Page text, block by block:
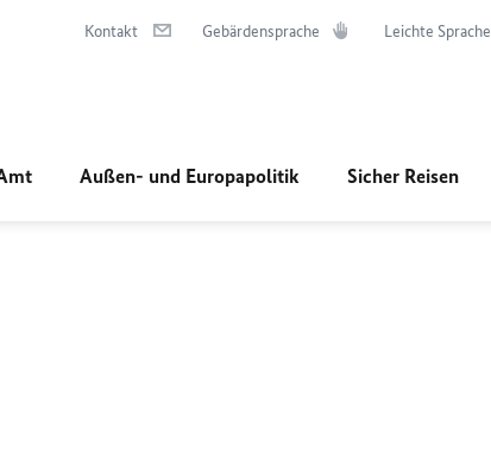
Kontakt Gebärdensprache Leichte Sprache
Außen- und Europapolitik Sicher Reisen